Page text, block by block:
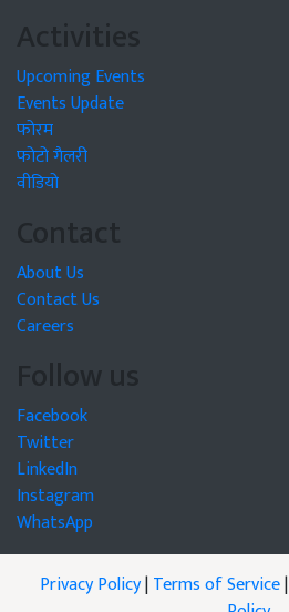
Activities
Upcoming Events
Events Update
फोरम
फोटो गैलरी
वीडियो
Contact
About Us
Contact Us
Careers
Follow us
Facebook
Twitter
LinkedIn
Instagram
WhatsApp
Privacy Policy|Terms of Service|